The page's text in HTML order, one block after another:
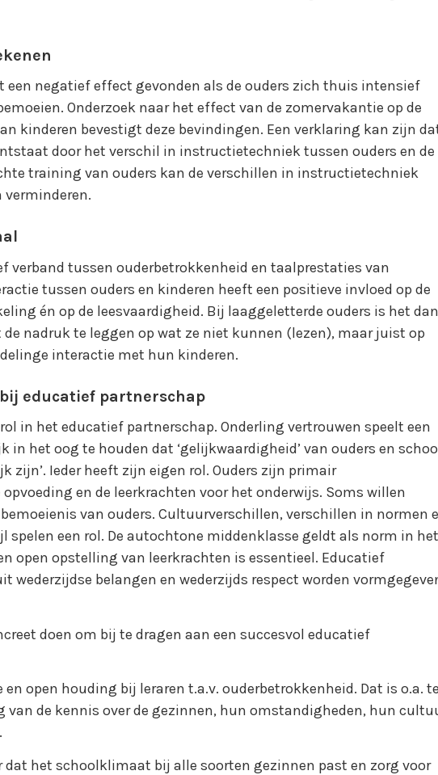
een negatief effect gevonden als de ouders zich thuis intensief
Onderzoek naar het effect van de zomervakantie op de
kinderen bevestigt deze bevindingen. Een verklaring kan zijn
door het verschil in instructietechniek tussen ouders en de
training van ouders kan de verschillen in instructietechniek
verminderen.
verband tussen ouderbetrokkenheid en taalprestaties van
tussen ouders en kinderen heeft een positieve invloed op de
én op de leesvaardigheid. Bij laaggeletterde ouders is het dan
nadruk te leggen op wat ze niet kunnen (lezen), maar juist op
interactie met hun kinderen.
educatief partnerschap
in het educatief partnerschap. Onderling vertrouwen speelt een
in het oog te houden dat ‘gelijkwaardigheid’ van ouders en
zijn’. Ieder heeft zijn eigen rol. Ouders zijn primair
en de leerkrachten voor het onderwijs. Soms willen
van ouders. Cultuurverschillen, verschillen in normen
spelen een rol. De autochtone middenklasse geldt als norm in het
open opstelling van leerkrachten is essentieel. Educatief
wederzijdse belangen en wederzijds respect worden
doen om bij te dragen aan een succesvol educatief
en open houding bij leraren t.a.v. ouderbetrokkenheid. Dat is o.a. te
van de kennis over de gezinnen, hun omstandigheden, hun
dat het schoolklimaat bij alle soorten gezinnen past en zorg voor